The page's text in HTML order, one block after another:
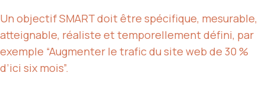
Un objectif SMART doit être spécifique, mesurable,
atteignable, réaliste et temporellement défini, par
exemple “Augmenter le trafic du site web de 30 %
d’ici six mois”.